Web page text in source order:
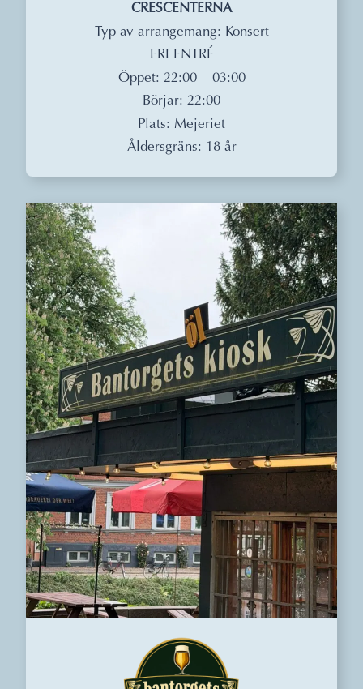
CRESCENTERNA
Typ av arrangemang: Konsert
FRI ENTRÉ
Öppet: 22:00 – 03:00
Börjar: 22:00
Plats: Mejeriet
Åldersgräns: 18 år